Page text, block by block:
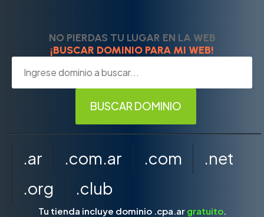
NO PIERDAS TU LUGAR EN LA WEB
¡BUSCAR DOMINIO PARA MI WEB!
.ar .com.ar .com
.net
.org
.club
Tu tienda incluye dominio .cpa.ar gratuito.